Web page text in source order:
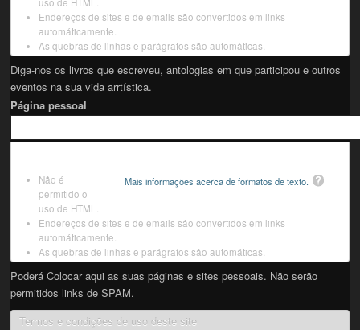
Endereços de sites e de emails são convertidos em links
automáticamente.
As quebras de linhas e parágrafos são automáticas.
Diga-nos os livros que escreveu, antologias em que participou e outros
eventos na sua vida arrtística.
Página pessoal
Mais informações acerca de formatos de texto.
Não é
permitido o
uso de HTML.
Endereços de sites e de emails são convertidos em links
automáticamente.
As quebras de linhas e parágrafos são automáticas.
Poderá Colocar aqui as suas páginas e sites pessoais. Não serão
permitidos links de SPAM.
Termos e condições de uso deste site